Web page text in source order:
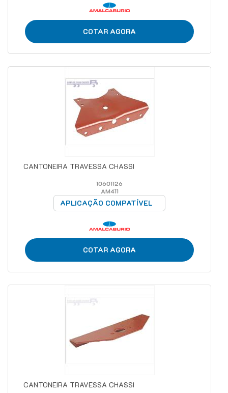
COTAR AGORA
CANTONEIRA TRAVESSA CHASSI
10601126
AM411
APLICAÇÃO COMPATÍVEL
COTAR AGORA
CANTONEIRA TRAVESSA CHASSI